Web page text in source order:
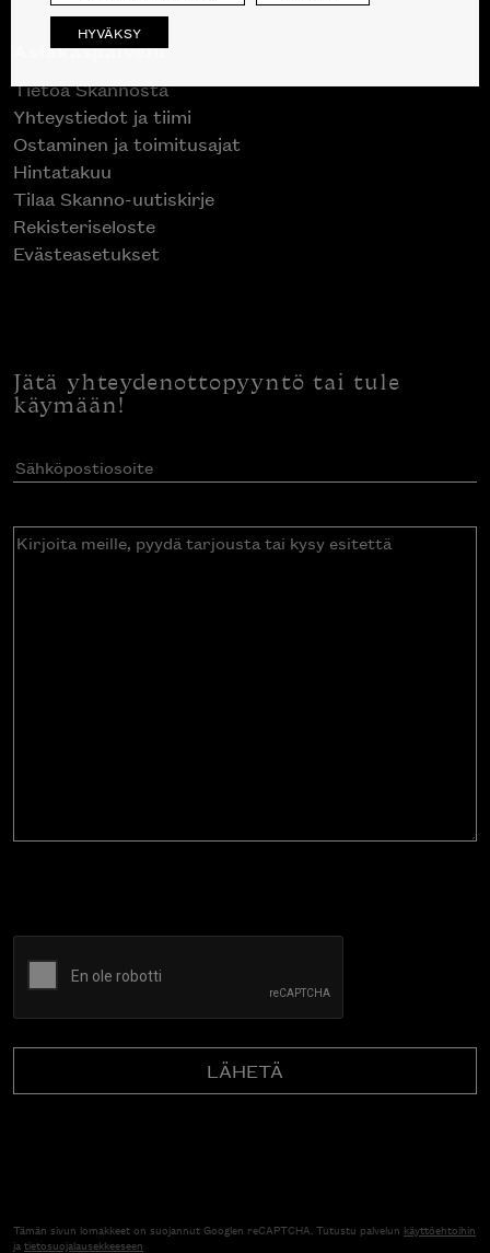
Asiakaspalvelu
Tietoa Skannosta
Yhteystiedot ja tiimi
Ostaminen ja toimitusajat
Hintatakuu
Tilaa Skanno-uutiskirje
Rekisteriseloste
Evästeasetukset
Jätä yhteydenottopyyntö tai tule
käymään!
Sähköpostiosoite(Pakollinen)
Kirjoita
Tämän sivun lomakkeet on suojannut Googlen reCAPTCHA. Tutustu palvelun käyttöehtoihin
jatietosuojalausekkeeseen
HYVÄKSY